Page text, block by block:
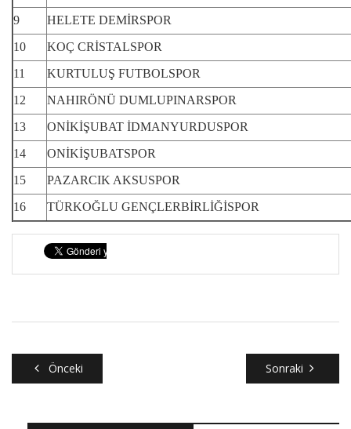
9
HELETE DEMİRSPOR
10
KOÇ CRİSTALSPOR
11
KURTULUŞ FUTBOLSPOR
12
NAHIRÖNÜ DUMLUPINARSPOR
13
ONİKİŞUBAT İDMANYURDUSPOR
14
ONİKİŞUBATSPOR
15
PAZARCIK AKSUSPOR
16
TÜRKOĞLU GENÇLERBİRLİĞİSPOR
Önceki Sonraki